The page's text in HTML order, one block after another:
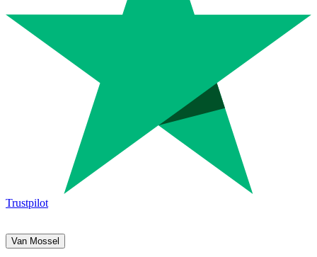
Trustpilot
Van Mossel